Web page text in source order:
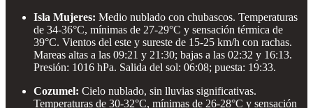
Isla Mujeres: Medio nublado con chubascos. Temperaturas
de 34-36°C, mínimas de 27-29°C y sensación térmica de
39°C. Vientos del este y sureste de 15-25 km/h con rachas.
Mareas altas a las 09:21 y 21:30; bajas a las 02:32 y 16:13.
Presión: 1016 hPa. Salida del sol: 06:08; puesta: 19:33.
Cozumel: Cielo nublado, sin lluvias significativas.
Temperaturas de 30-32°C, mínimas de 26-28°C y sensación